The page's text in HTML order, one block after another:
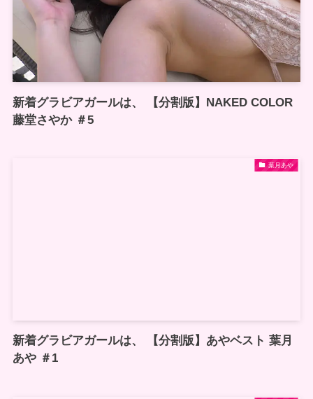
新着グラビアガールは、 【分割版】NAKED COLOR
藤堂さやか ＃5
葉月あや
新着グラビアガールは、 【分割版】あやベスト 葉月
あや ＃1